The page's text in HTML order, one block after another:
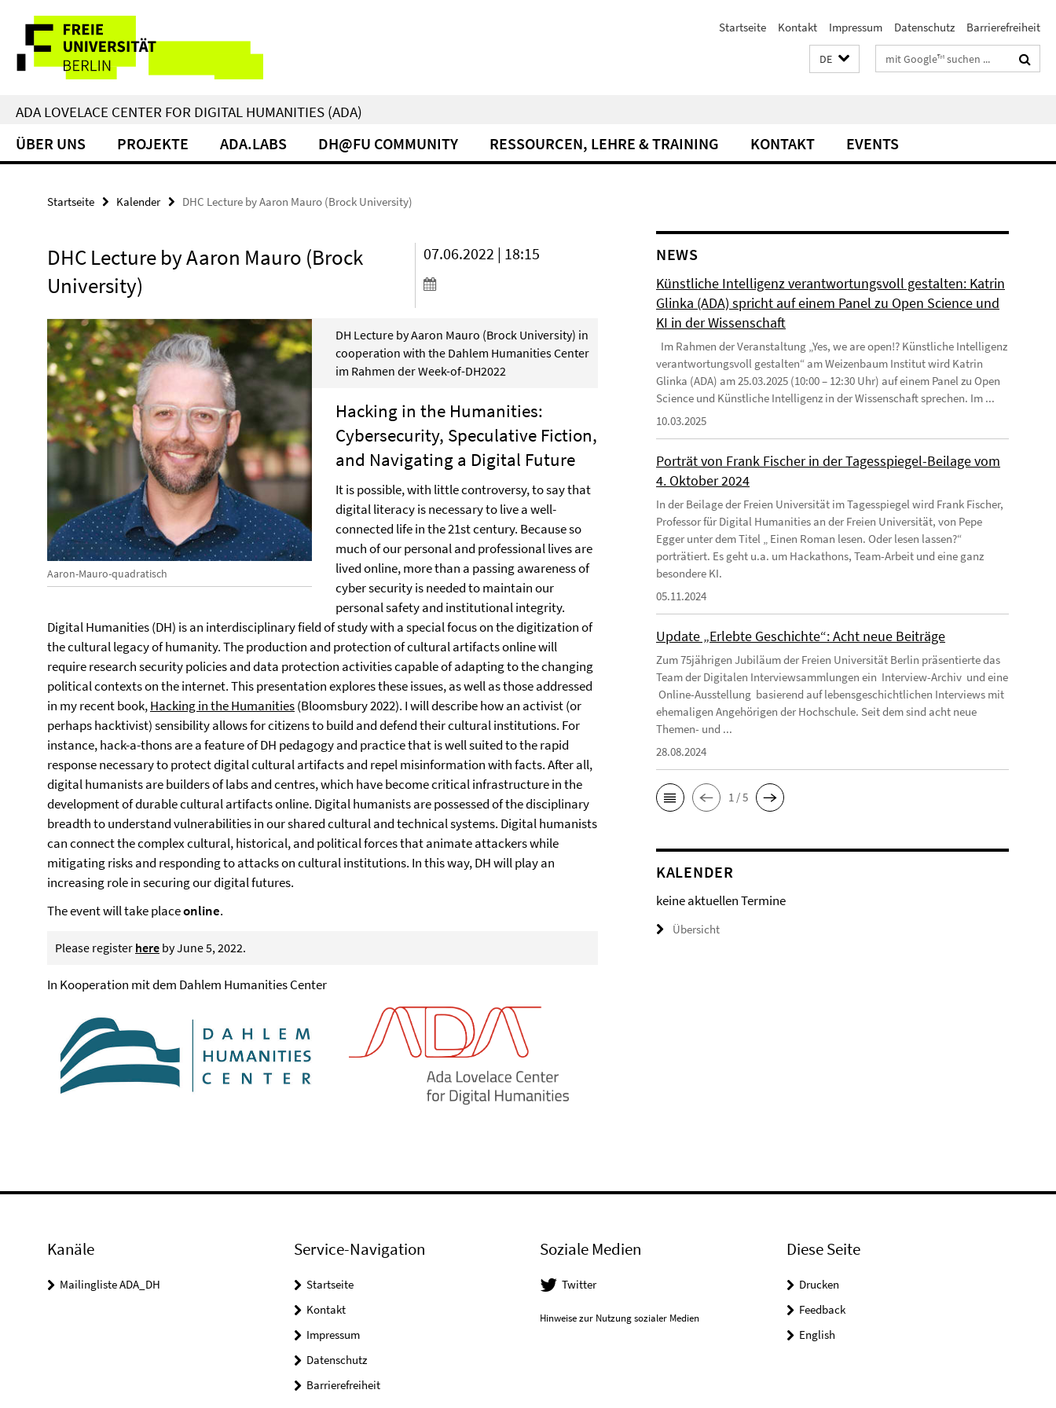
direkt
Inhalt
Service-
Navigation
Startseite Kontakt Impressum Datenschutz Barrierefreiheit
DE Suchbegriffe
ADA LOVELACE CENTER FOR DIGITAL HUMANITIES (ADA)
ÜBER UNS PROJEKTE ADA.LABS DH@FU COMMUNITY RESSOURCEN, LEHRE & TRAINING KONTAKT EVENTS
Startseite Kalender DHC Lecture by Aaron Mauro (Brock University)
DHC Lecture by Aaron Mauro (Brock
University)
07.06.2022 | 18:15
Aaron-Mauro-quadratisch
DH Lecture by Aaron Mauro (Brock University) in
cooperation with the Dahlem Humanities Center
im Rahmen der Week-of-DH2022
Hacking in the Humanities:
Cybersecurity, Speculative Fiction,
and Navigating a Digital Future
It is possible, with little controversy, to say that
digital literacy is necessary to live a well-
connected life in the 21st century. Because so
much of our personal and professional lives are
lived online, more than a passing awareness of
cyber security is needed to maintain our
personal safety and institutional integrity.
Digital Humanities (DH) is an interdisciplinary field of study with a special focus on the digitization of
the cultural legacy of humanity. The production and protection of cultural artifacts online will
require research security policies and data protection activities capable of adapting to the changing
political contexts on the internet. This presentation explores these issues, as well as those addressed
in my recent book,Hacking in the Humanities(Bloomsbury 2022). I will describe how an activist (or
perhaps hacktivist) sensibility allows for citizens to build and defend their cultural institutions. For
instance, hack-a-thons are a feature of DH pedagogy and practice that is well suited to the rapid
response necessary to protect digital cultural artifacts and repel misinformation with facts. After all,
digital humanists are builders of labs and centres, which have become critical infrastructure in the
development of durable cultural artifacts online. Digital humanists are possessed of the disciplinary
breadth to understand vulnerabilities in our shared cultural and technical systems. Digital humanists
can connect the complex cultural, historical, and political forces that animate attackers while
mitigating risks and responding to attacks on cultural institutions. In this way, DH will play an
increasing role in securing our digital futures.
The event will take placeonline.
Please register here by June 5, 2022.
In Kooperation mit dem Dahlem Humanities Center
NEWS
Künstliche Intelligenz verantwortungsvoll gestalten: Katrin
Glinka (ADA) spricht auf einem Panel zu Open Science und
KI in der Wissenschaft
Im Rahmen der Veranstaltung „Yes, we are open!? Künstliche Intelligenz
verantwortungsvoll gestalten“ am Weizenbaum Institut wird Katrin
Glinka (ADA) am 25.03.2025 (10:00 – 12:30 Uhr) auf einem Panel zu Open
Science und Künstliche Intelligenz in der Wissenschaft sprechen. Im ...
10.03.2025
Porträt von Frank Fischer in der Tagesspiegel-Beilage vom
4. Oktober 2024
In der Beilage der Freien Universität im Tagesspiegel wird Frank Fischer,
Professor für Digital Humanities an der Freien Universität, von Pepe
Egger unter dem Titel „ Einen Roman lesen. Oder lesen lassen?“
porträtiert. Es geht u.a. um Hackathons, Team-Arbeit und eine ganz
besondere KI.
05.11.2024
Update „Erlebte Geschichte“: Acht neue Beiträge
Zum 75jährigen Jubiläum der Freien Universität Berlin präsentierte das
Team der Digitalen Interviewsammlungen ein Interview-Archiv und eine
Online-Ausstellung basierend auf lebensgeschichtlichen Interviews mit
ehemaligen Angehörigen der Hochschule. Seit dem sind acht neue
Themen- und ...
28.08.2024
1 / 5
KALENDER
keine aktuellen Termine
Übersicht
Kanäle
Mailingliste ADA_DH
Service-Navigation
Startseite
Kontakt
Impressum
Datenschutz
Barrierefreiheit
Soziale Medien
Twitter
Hinweise zur Nutzung sozialer Medien
Diese Seite
Drucken
Feedback
English